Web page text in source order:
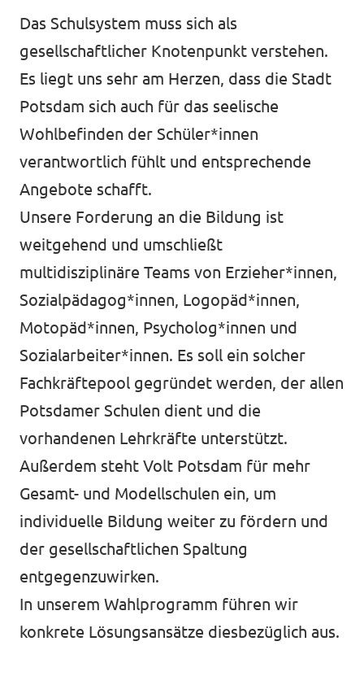
Das Schulsystem muss sich als
gesellschaftlicher Knotenpunkt verstehen.
Es liegt uns sehr am Herzen, dass die Stadt
Potsdam sich auch für das seelische
Wohlbefinden der Schüler*innen
verantwortlich fühlt und entsprechende
Angebote schafft.
Unsere Forderung an die Bildung ist
weitgehend und umschließt
multidisziplinäre Teams von Erzieher*innen,
Sozialpädagog*innen, Logopäd*innen,
Motopäd*innen, Psycholog*innen und
Sozialarbeiter*innen. Es soll ein solcher
Fachkräftepool gegründet werden, der allen
Potsdamer Schulen dient und die
vorhandenen Lehrkräfte unterstützt.
Außerdem steht Volt Potsdam für mehr
Gesamt- und Modellschulen ein, um
individuelle Bildung weiter zu fördern und
der gesellschaftlichen Spaltung
entgegenzuwirken.
In unserem Wahlprogramm führen wir
konkrete Lösungsansätze diesbezüglich aus.